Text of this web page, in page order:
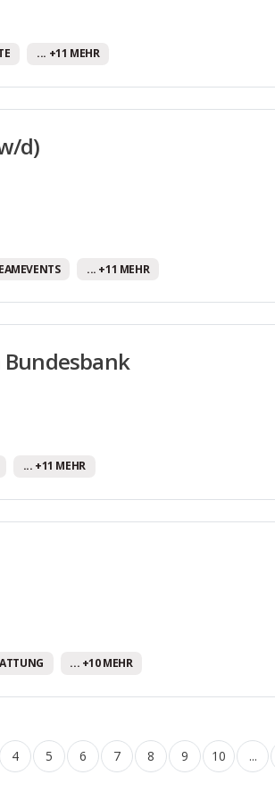
... +11 MEHR
d)
... +11 MEHR
... +11 MEHR
... +10 MEHR
4 5 6 7 8 9 10 ...